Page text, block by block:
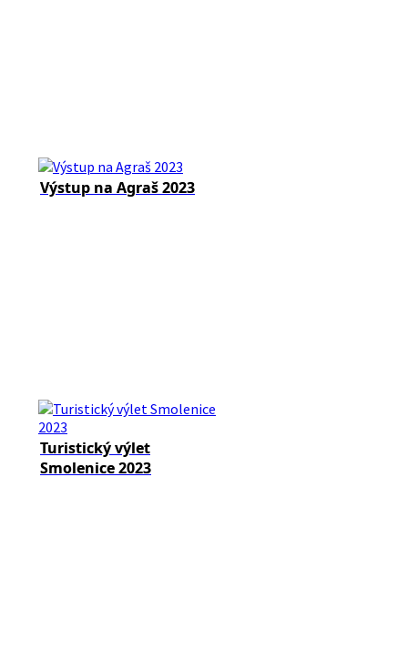
Výstup na Agraš 2023
Turistický výlet
Smolenice 2023